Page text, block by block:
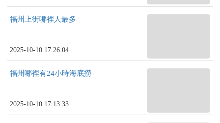
福州上街哪裡人最多
2025-10-10 17:26:04
福州哪裡有24小時海底撈
2025-10-10 17:13:33